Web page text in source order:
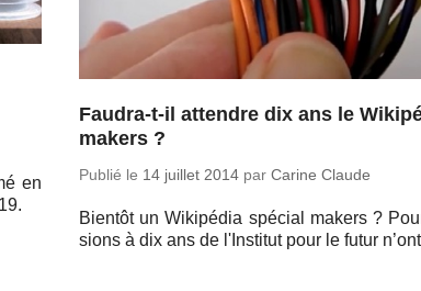
en
Faudra-t-il attendre dix ans le
makers ?
Publié le 14 juillet 2014 parCarine Claude
Bientôt un Wi­ki­pé­dia spécial makers ?
sions à dix ans de l'Ins­ti­tut pour le futur